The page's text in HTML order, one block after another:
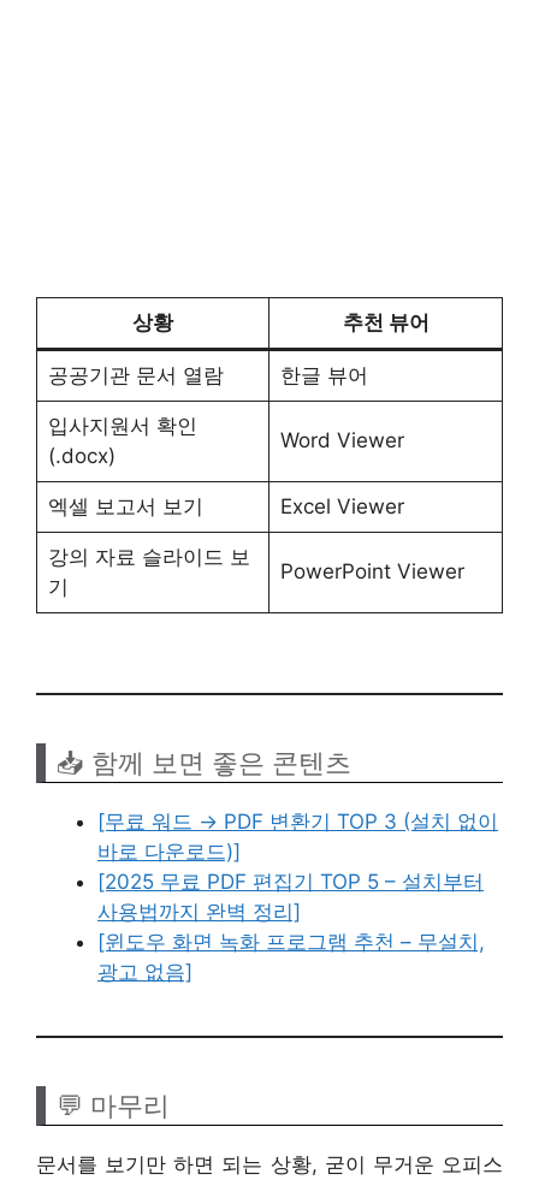
상황 추천 뷰어
공공기관 문서 열람 한글 뷰어
입사지원서 확인
(.docx)
Word Viewer
엑셀 보고서 보기 Excel Viewer
강의 자료 슬라이드 보
기
PowerPoint Viewer
📥 함께 보면 좋은 콘텐츠
[무료 워드 → PDF 변환기 TOP 3 (설치 없이
바로 다운로드)]
[2025 무료 PDF 편집기 TOP 5 – 설치부터
사용법까지 완벽 정리]
[윈도우 화면 녹화 프로그램 추천 – 무설치,
광고 없음]
💬 마무리
문서를 보기만 하면 되는 상황, 굳이 무거운 오피스